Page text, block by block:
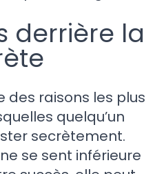
derrière la
des raisons les plus
quelqu’un
secrètement.
se sent inférieure